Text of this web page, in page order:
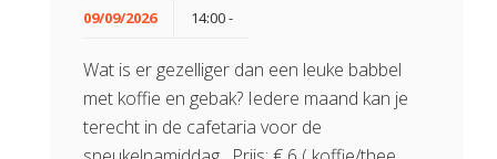
09/09/2026 14:00 -
Wat is er gezelliger dan een leuke babbel
met koffie en gebak? Iedere maand kan je
terecht in de cafetaria voor de